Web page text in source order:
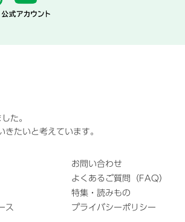
た。
たいと考えています。
ス
お問い合わせ
よくあるご質問（FAQ）
特集・読みもの
プライバシーポリシー